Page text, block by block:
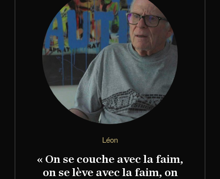
Léon
« On se couche avec la faim,
on se lève avec la faim, on